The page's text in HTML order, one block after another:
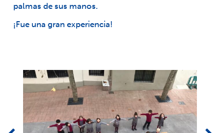
palmas de sus manos.
¡Fue una gran experiencia!